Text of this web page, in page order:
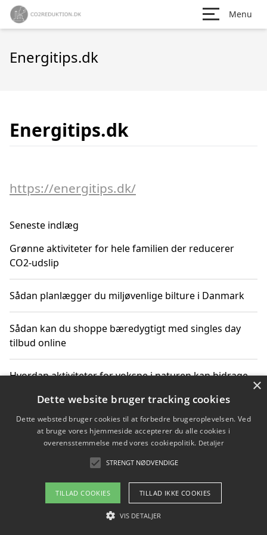
Menu
Energitips.dk
Energitips.dk
https://energitips.dk/
Seneste indlæg
Grønne aktiviteter for hele familien der reducerer
CO2-udslip
Sådan planlægger du miljøvenlige bilture i Danmark
Sådan kan du shoppe bæredygtigt med singles day
tilbud online
Hvordan aktiviteter for voksne i naturen kan bidrage
Sådan planlægger du dine vigtige datoer for CO2-
reduktion
Copyright 2026 - Pilanto Aps
Om / kontakt
×
Dette website bruger tracking cookies
Dette websted bruger cookies til at forbedre brugeroplevelsen. Ved
at bruge vores hjemmeside accepterer du alle cookies i
overensstemmelse med vores cookiepolitik. Detaljer
STRENGT NØDVENDIGE
TILLAD COOKIES TILLAD IKKE COOKIES
VIS DETALJER